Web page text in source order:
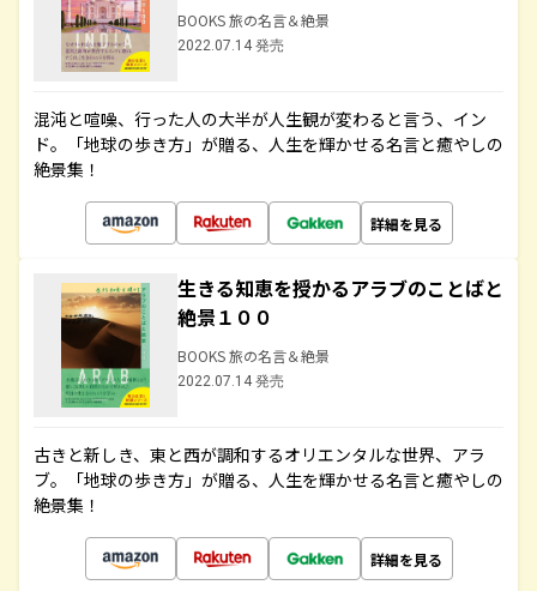
BOOKS 旅の名言＆絶景
2022.07.14 発売
混沌と喧噪、行った人の大半が人生観が変わると言う、イン
ド。「地球の歩き方」が贈る、人生を輝かせる名言と癒やしの
絶景集！
詳細を見る
生きる知恵を授かるアラブのことばと
絶景１００
BOOKS 旅の名言＆絶景
2022.07.14 発売
古きと新しき、東と西が調和するオリエンタルな世界、アラ
ブ。「地球の歩き方」が贈る、人生を輝かせる名言と癒やしの
絶景集！
詳細を見る